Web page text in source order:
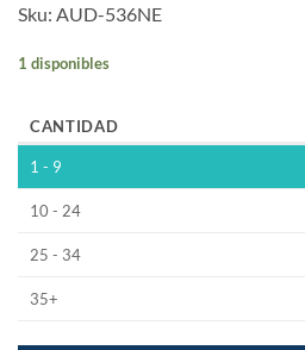
Sku: AUD-536NE
1 disponibles
CANTIDAD
1 - 9
10 - 24
25 - 34
35+